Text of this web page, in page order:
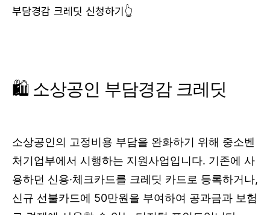
부담경감 크레딧 신청하기👆
🛍️ 소상공인 부담경감 크레딧
소상공인의 고정비용 부담을 완화하기 위해 중소벤
처기업부에서 시행하는 지원사업입니다. 기존에 사
용하던 신용·체크카드를 크레딧 카드로 등록하거나,
신규 선불카드에 50만원을 부여하여 공과금과 보험